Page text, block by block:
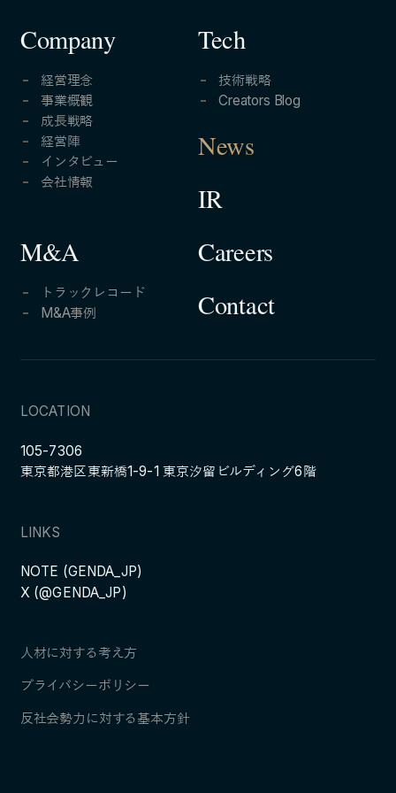
Company
経営理念
事業概観
成長戦略
経営陣
インタビュー
会社情報
M&A
トラックレコード
M&A事例
Tech
技術戦略
Creators Blog
News
IR
Careers
Contact
LOCATION
105-7306
東京都港区東新橋1-9-1 東京汐留ビルディング6階
LINKS
NOTE (GENDA_JP)
X (@GENDA_JP)
人材に対する考え方
プライバシーポリシー
反社会勢力に対する基本方針